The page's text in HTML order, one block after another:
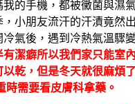
的手機，都被黴菌與濕
，小朋友流汗的汗漬竟
氣後，遇到冷熱氣溫驟
有潔癖所以我們家只能室
乾，但是冬天就很麻煩
時需要看皮膚科拿藥。